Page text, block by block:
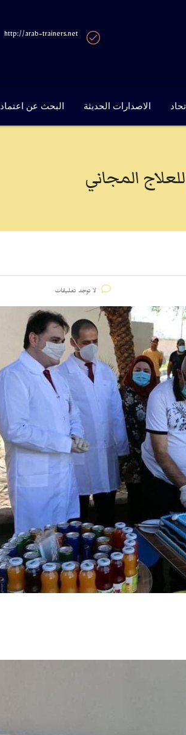
http://arab-trainers.net
الاصدارات الحديثة البحث عن اعتماد
المجاني
لا توجد تعليقات